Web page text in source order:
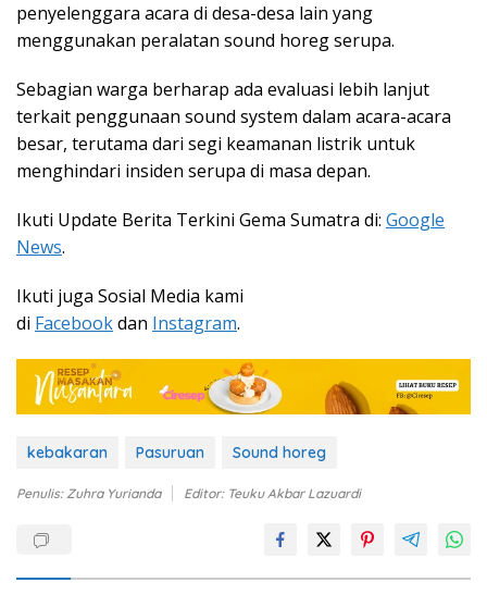
penyelenggara acara di desa-desa lain yang
menggunakan peralatan sound horeg serupa.
Sebagian warga berharap ada evaluasi lebih lanjut
terkait penggunaan sound system dalam acara-acara
besar, terutama dari segi keamanan listrik untuk
menghindari insiden serupa di masa depan.
Ikuti Update Berita Terkini Gema Sumatra di: Google
News.
Ikuti juga Sosial Media kami
di Facebookdan Instagram.
kebakaran Pasuruan Sound horeg
Penulis: Zuhra Yurianda Editor: Teuku Akbar Lazuardi